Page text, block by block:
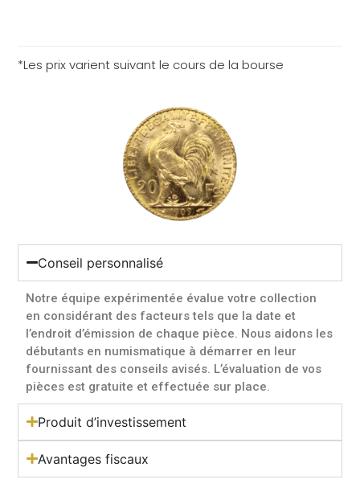
*Les prix varient suivant le cours de la bourse
Conseil personnalisé
Notre équipe expérimentée évalue votre collection
en considérant des facteurs tels que la date et
l’endroit d’émission de chaque pièce. Nous aidons les
débutants en numismatique à démarrer en leur
fournissant des conseils avisés. L’évaluation de vos
pièces est gratuite et effectuée sur place.
Produit d’investissement
Avantages fiscaux